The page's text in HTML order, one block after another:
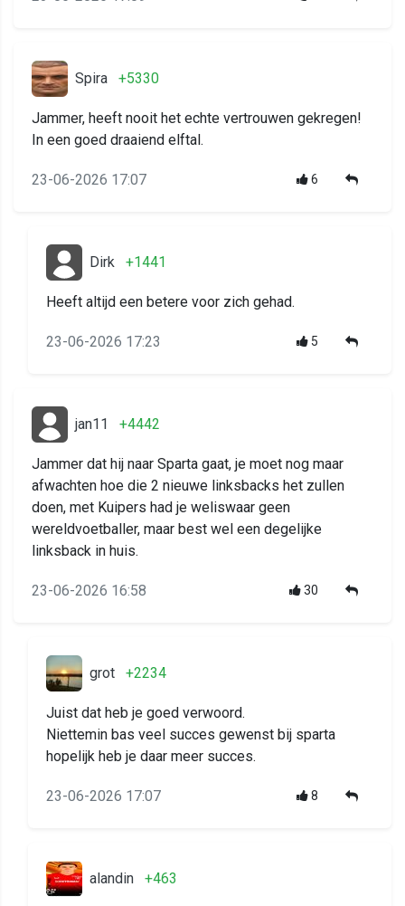
Spira +5330
Jammer, heeft nooit het echte vertrouwen gekregen!
In een goed draaiend elftal.
23-06-2026 17:07 6
Dirk +1441
Heeft altijd een betere voor zich gehad.
23-06-2026 17:23 5
jan11 +4442
Jammer dat hij naar Sparta gaat, je moet nog maar
afwachten hoe die 2 nieuwe linksbacks het zullen
doen, met Kuipers had je weliswaar geen
wereldvoetballer, maar best wel een degelijke
linksback in huis.
23-06-2026 16:58 30
grot +2234
Juist dat heb je goed verwoord.
Niettemin bas veel succes gewenst bij sparta
hopelijk heb je daar meer succes.
23-06-2026 17:07 8
alandin +463